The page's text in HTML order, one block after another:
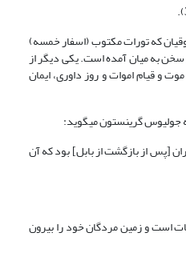
که تورات مکتوب (اسفار خمسه)
سخن به میان آمده است. یکی دیگر از
365). در مقابل، فریسیان به بعث بعد از موت و قیام اموات و روز داوری، ایمان
جولیوس گرینستون می‏گوید:
[پس از بازگشت از بابل] بود که آن
است و زمین مردگان خود را بیرون